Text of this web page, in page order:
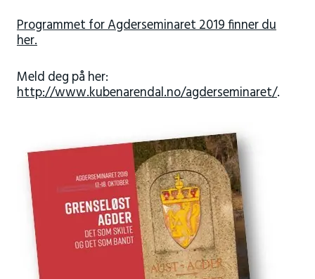
Programmet for Agderseminaret 2019 finner du
her.
Meld deg på her:
http://www.kubenarendal.no/agderseminaret/.